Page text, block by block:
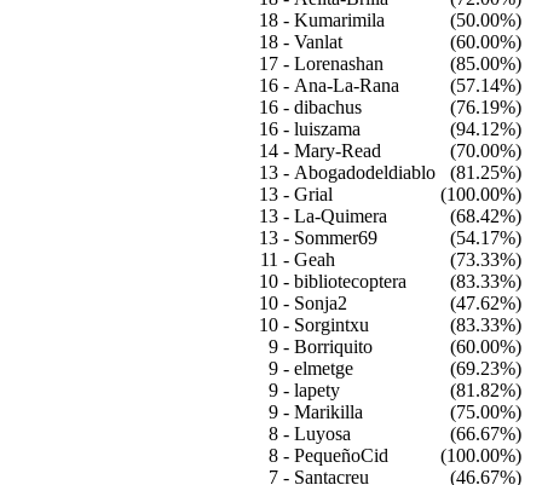
18 - Kumarimila
(50.00%)
18 - Vanlat
(60.00%)
17 - Lorenashan
(85.00%)
16 - Ana-La-Rana
(57.14%)
16 - dibachus
(76.19%)
16 - luiszama
(94.12%)
14 - Mary-Read
(70.00%)
13 - Abogadodeldiablo
(81.25%)
13 - Grial
(100.00%)
13 - La-Quimera
(68.42%)
13 - Sommer69
(54.17%)
11 - Geah
(73.33%)
10 - bibliotecoptera
(83.33%)
10 - Sonja2
(47.62%)
10 - Sorgintxu
(83.33%)
9 - Borriquito
(60.00%)
9 - elmetge
(69.23%)
9 - lapety
(81.82%)
9 - Marikilla
(75.00%)
8 - Luyosa
(66.67%)
8 - PequeñoCid
(100.00%)
7 - Santacreu
(46.67%)